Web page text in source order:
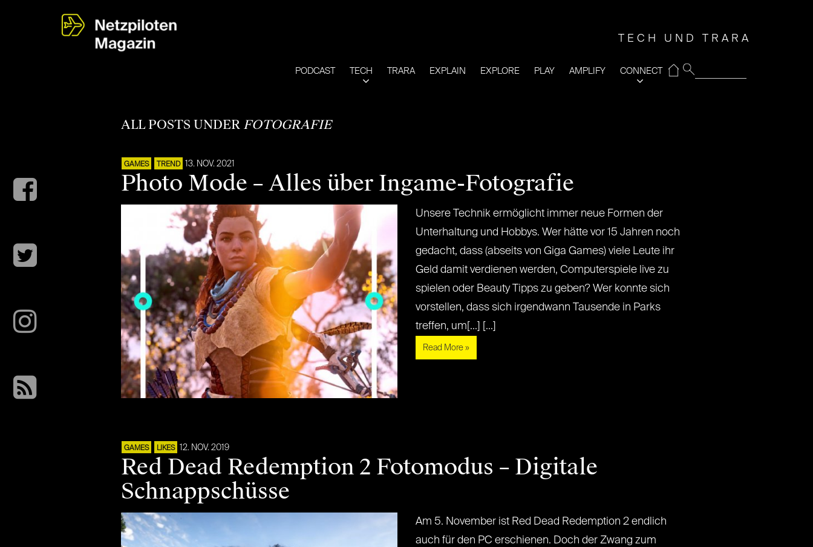
TECH UND TRARA
PODCAST TECH TRARA EXPLAIN EXPLORE PLAY AMPLIFY CONNECT
⌂
ALL POSTS UNDER FOTOGRAFIE
GAMES TREND 13. NOV. 2021
Photo Mode – Alles über Ingame-Fotografie
Unsere Technik ermöglicht immer neue Formen der
Unterhaltung und Hobbys. Wer hätte vor 15 Jahren noch
gedacht, dass (abseits von Giga Games) viele Leute ihr
Geld damit verdienen werden, Computerspiele live zu
spielen oder Beauty Tipps zu geben? Wer konnte sich
vorstellen, dass sich irgendwann Tausende in Parks
treffen, um[...] [...]
Read More »
GAMES LIKES 12. NOV. 2019
Red Dead Redemption 2 Fotomodus – Digitale
Schnappschüsse
Am 5. November ist Red Dead Redemption 2 endlich
auch für den PC erschienen. Doch der Zwang zum